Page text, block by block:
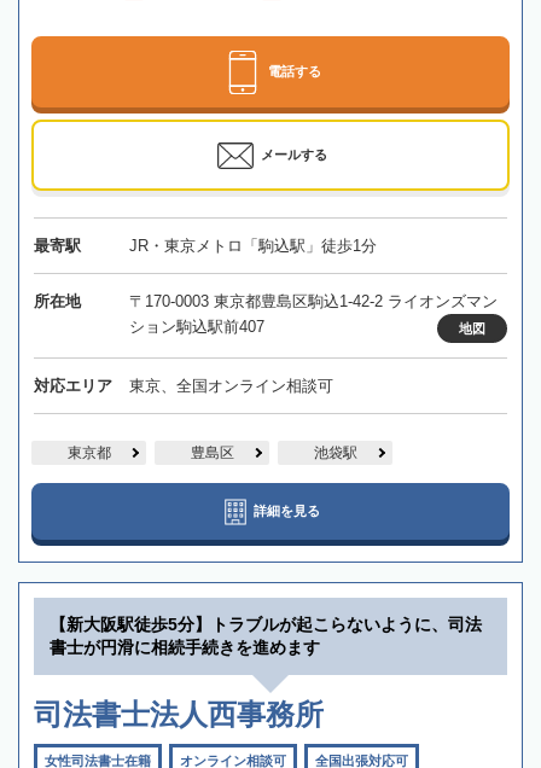
電話する
メールする
最寄駅 JR・東京メトロ「駒込駅」徒歩1分
所在地
〒170-0003 東京都豊島区駒込1-42-2 ライオンズマン
ション駒込駅前407
地図
対応エリア 東京、全国オンライン相談可
東京都 豊島区 池袋駅
詳細を見る
【新大阪駅徒歩5分】トラブルが起こらないように、司法
書士が円滑に相続手続きを進めます
司法書士法人西事務所
女性司法書士在籍 オンライン相談可 全国出張対応可